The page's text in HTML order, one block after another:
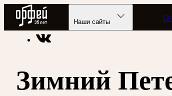
Радио Орфей
Наши сайты
Радио классической музыки «Орфей»
Зимний